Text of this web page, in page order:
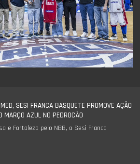
SESI FRANCA BASQUETE PROMOVE AÇÃO
MARÇO AZUL NO PEDROCÃO
e Fortaleza pelo NBB, o Sesi Franca